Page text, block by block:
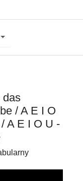
das
/ A E I O
A E I O U -